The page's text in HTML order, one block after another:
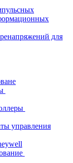
для
управления